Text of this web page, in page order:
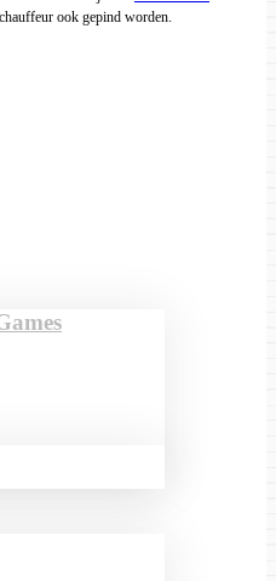
ook gepind worden.